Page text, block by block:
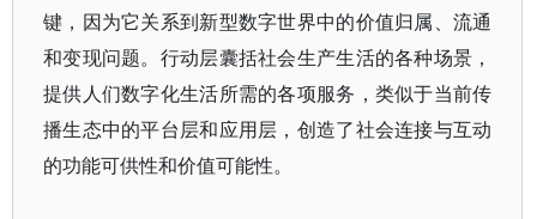
键，因为它关系到新型数字世界中的价值归属、流通
和变现问题。行动层囊括社会生产生活的各种场景，
提供人们数字化生活所需的各项服务，类似于当前传
播生态中的平台层和应用层，创造了社会连接与互动
的功能可供性和价值可能性。